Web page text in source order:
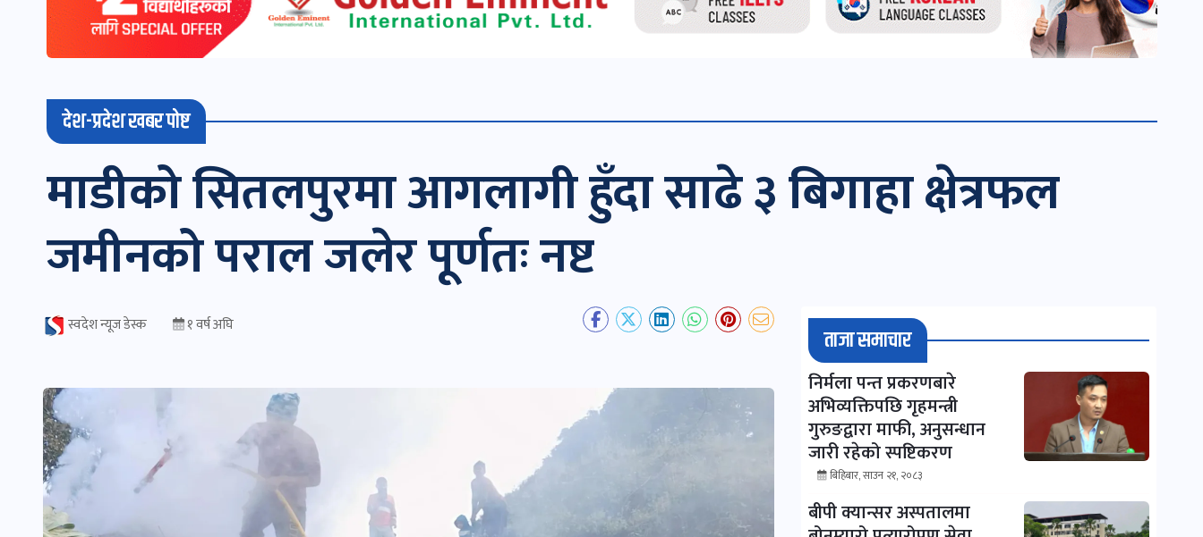
देश-प्रदेश खबर पोष्ट
माडीको सितलपुरमा आगलागी हुँदा साढे ३ बिगाहा क्षेत्रफल
जमीनको पराल जलेर पूर्णतः नष्ट
स्वदेश न्यूज डेस्क १ वर्ष अघि ताजा समाचार
निर्मला पन्त प्रकरणबारे
अभिव्यक्तिपछि गृहमन्त्री
गुरुङद्वारा माफी, अनुसन्धान
जारी रहेको स्पष्टिकरण
बिहिबार, साउन २१, २०८३
बीपी क्यान्सर अस्पतालमा